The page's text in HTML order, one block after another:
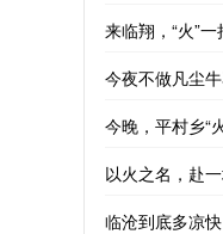
来临翔，“火”一
以火之名，赴